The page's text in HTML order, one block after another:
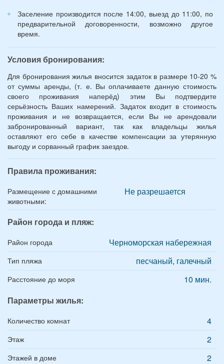
Заселение производится после 14:00, выезд до 11:00, по
предварительной договоренности, возможно другое
время.
Условия бронирования:
Для бронирования жилья вносится задаток в размере 10-20 %
от суммы аренды, (т. е. Вы оплачиваете данную стоимость
своего проживания наперёд) этим Вы подтвердите
серьёзность Ваших намерений. Задаток входит в стоимость
проживания и не возвращается, если Вы не арендовали
забронированный вариант, так как владельцы жилья
оставляют его себе в качестве компенсации за утерянную
выгоду и сорванный график заездов.
Правила проживания:
Размещение с домашними
животными:
Не разрешается
Район города и пляж:
Район города Черноморская набережная
Тип пляжа песчаный, галечный
Расстояние до моря
10 мин.
Параметры жилья:
Количество комнат 4
Этаж 2
Этажей в доме 2